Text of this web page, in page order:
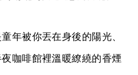
年被你丟在身後的陽光、
咖啡館裡溫暖繚繞的香煙